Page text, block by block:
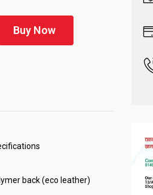
back (eco leather)
Buy Now